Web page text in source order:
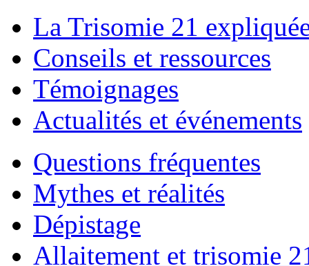
La Trisomie 21
Conseils et ressources
Témoignages
Actualités et événements
Questions fréquentes
Mythes et réalités
Dépistage
Allaitement et trisomie